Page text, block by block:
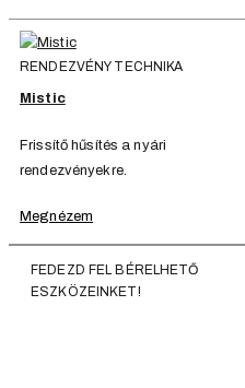
RENDEZVÉNY TECHNIKA
Mistic
Frissítő hűsítés a nyári
rendezvényekre.
Megnézem
FEDEZD FEL BÉRELHETŐ
ESZKÖZEINKET!